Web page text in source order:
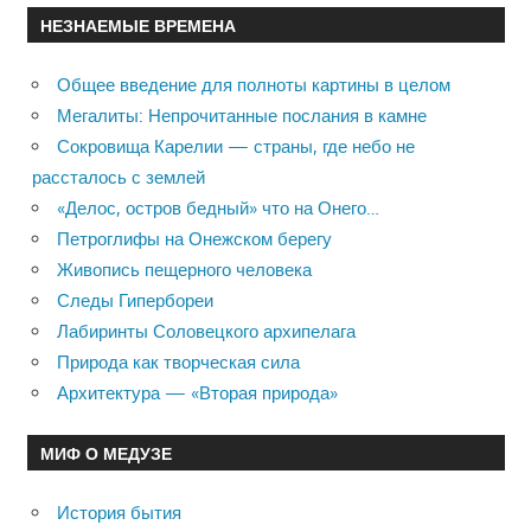
НЕЗНАЕМЫЕ ВРЕМЕНА
Общее введение для полноты картины в целом
Мегалиты: Непрочитанные послания в камне
Сокровища Карелии — страны, где небо не
рассталось с землей
«Делос, остров бедный» что на Онего…
Петроглифы на Онежском берегу
Живопись пещерного человека
Следы Гипербореи
Лабиринты Соловецкого архипелага
Природа как творческая сила
Архитектура — «Вторая природа»
МИФ О МЕДУЗЕ
История бытия